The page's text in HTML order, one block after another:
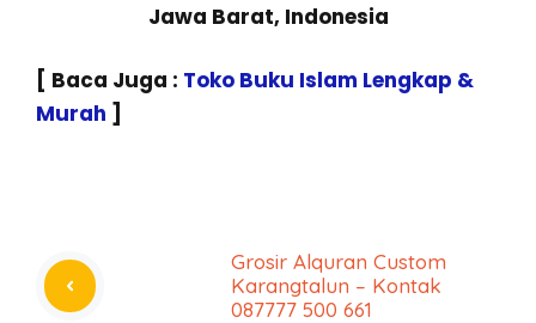
Jawa Barat, Indonesia
[ Baca Juga : Toko Buku Islam Lengkap &
Murah ]
Grosir Alquran Custom
Karangtalun – Kontak
087777 500 661